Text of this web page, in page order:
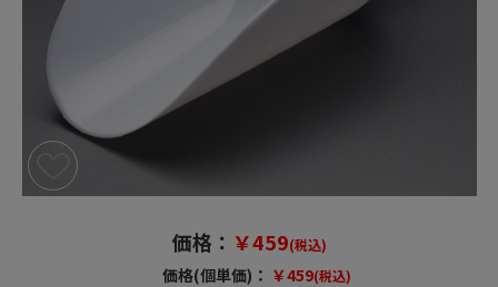
価格： ￥459(税込)
価格(個単価)： ￥459(税込)